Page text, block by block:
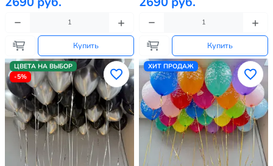
Купить Купить
ЦВЕТА НА ВЫБОР
-5%
ХИТ ПРОДАЖ